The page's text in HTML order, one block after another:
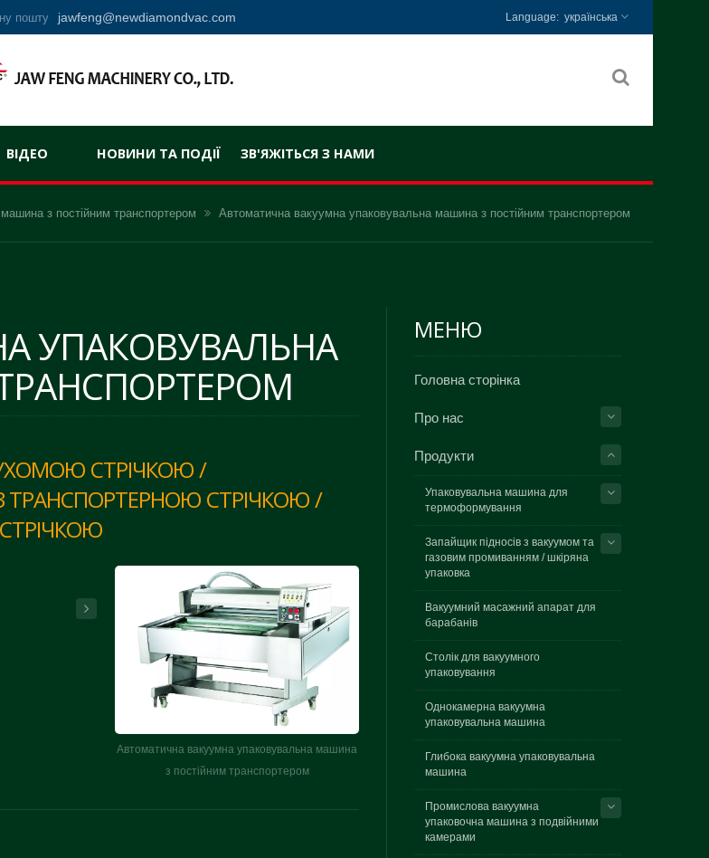
пошту jawfeng@newdiamondvac.com українська
ВІДЕО НОВИНИ ТА ПОДІЇ ЗВ'ЯЖІТЬСЯ З НАМИ
з постійним транспортером Автоматична вакуумна упаковувальна машина з постійним транспортером
УПАКОВУВАЛЬНА
СТРІЧКОЮ /
ТРАНСПОРТЕРНОЮ СТРІЧКОЮ /
Автоматична вакуумна упаковувальна машина
з постійним транспортером
МЕНЮ
Головна сторінка
Про нас
Продукти
Упаковувальна машина для
термоформування
Запайщик підносів з вакуумом та
газовим промиванням / шкіряна
упаковка
Вакуумний масажний апарат для
барабанів
Столік для вакуумного
упаковування
Однокамерна вакуумна
упаковувальна машина
Глибока вакуумна упаковувальна
машина
Промислова вакуумна
упаковочна машина з подвійними
камерами